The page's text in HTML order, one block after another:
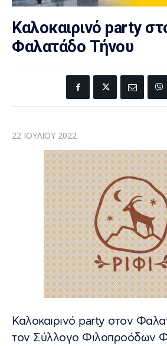
Καλοκαιρινό party
Φαλατάδο Τήνου
22 ΙΟΥΛΊΟΥ 2022
Καλοκαιρινό party στον
τον Σύλλογο Φιλοπροόδων